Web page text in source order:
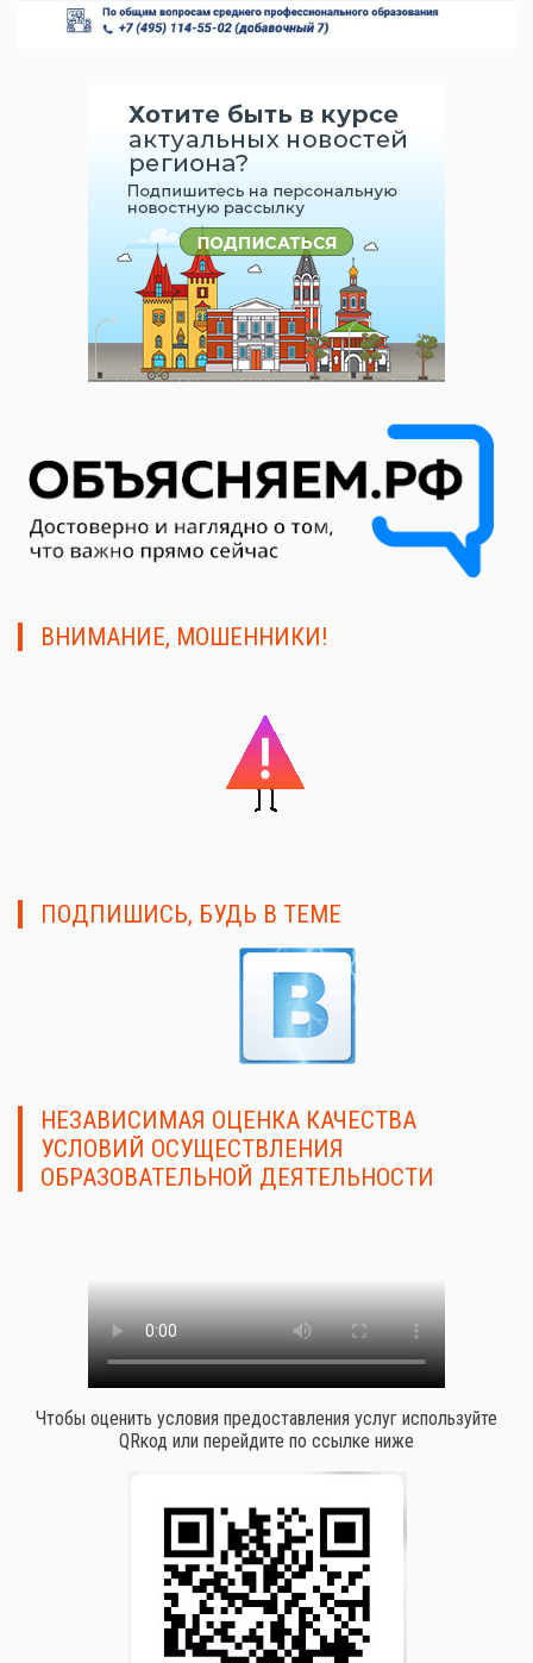
ВНИМАНИЕ, МОШЕННИКИ!
ПОДПИШИСЬ, БУДЬ В ТЕМЕ
НЕЗАВИСИМАЯ ОЦЕНКА КАЧЕСТВА
УСЛОВИЙ ОСУЩЕСТВЛЕНИЯ
ОБРАЗОВАТЕЛЬНОЙ ДЕЯТЕЛЬНОСТИ
Чтобы оценить условия предоставления услуг используйте
QRкод или перейдите по ссылке ниже